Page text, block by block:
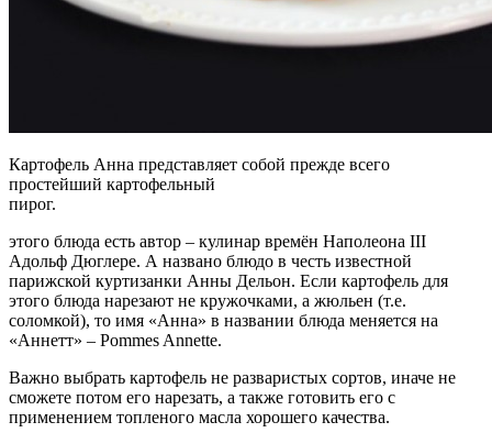
Картофель Анна представляет собой прежде всего
простейший картофельный
пирог.
этого блюда есть автор – кулинар времён Наполеона III
Адольф Дюглере. А названо блюдо в честь известной
парижской куртизанки Анны Дельон. Если картофель для
этого блюда нарезают не кружочками, а жюльен (т.е.
соломкой), то имя «Анна» в названии блюда меняется на
«Аннетт» – Pommes Annette.
Важно выбрать картофель не разваристых сортов, иначе не
сможете потом его нарезать, а также готовить его с
применением топленого масла хорошего качества.